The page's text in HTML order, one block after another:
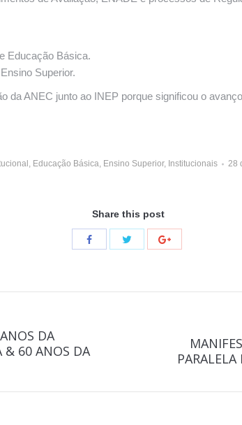
Educação Básica.
Superior.
da ANEC junto ao INEP porque significou o
, Educação Básica, Ensino Superior, Institucionais 28
Share this post
DA
& 60 ANOS DA